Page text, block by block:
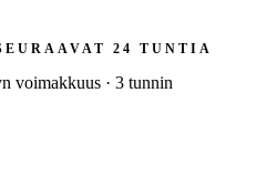
24 TUNTIA
voimakkuus · 3 tunnin